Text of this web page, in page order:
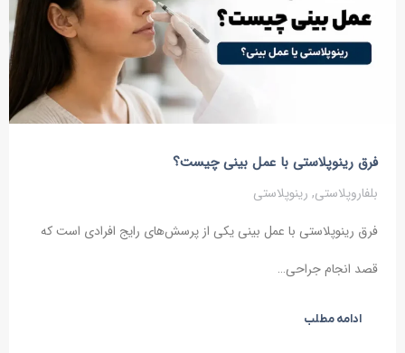
فرق رینوپلاستی با عمل بینی چیست؟
بلفاروپلاستی, رینوپلاستی
فرق رینوپلاستی با عمل بینی یکی از پرسش‌های رایج افرادی است که
قصد انجام جراحی…
ادامه مطلب